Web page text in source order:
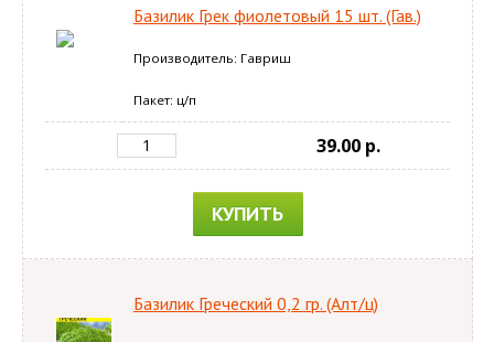
Базилик Грек фиолетовый 15 шт. (Гав.)
Производитель: Гавриш
Пакет: ц/п
39.00 p.
КУПИТЬ
Базилик Греческий 0,2 гр. (Алт/ц)